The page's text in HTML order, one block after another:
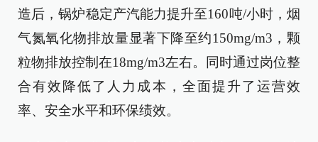
造后，锅炉稳定产汽能力提升至160吨/小时，烟
气氮氧化物排放量显著下降至约150mg/m3，颗
粒物排放控制在18mg/m3左右。同时通过岗位整
合有效降低了人力成本，全面提升了运营效
率、安全水平和环保绩效。